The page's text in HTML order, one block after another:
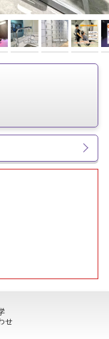
お手続きはお受け出
います
す
せ